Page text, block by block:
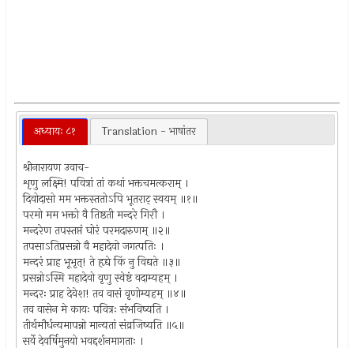
अध्यायः ८१ Translation - भाषांतर
श्रीनारायण उवाच-
शृणु लक्ष्मि! पवित्रां तां कथां भक्तचमत्कराम् ।
दिवोदासो मम भक्तस्ततोऽपि भूतराट् स्वयम् ॥१॥
परमो मम भक्तो वै तिष्ठती मन्दरे गिरौ ।
मन्दरेण तपस्तप्तं घोरं परमदारुणम् ॥२॥
तपसाऽतिप्रसन्नो वै महादेवो जगत्पतिः ।
मन्दरं प्राह भूभृत्! ते हृद्ये किं नु विद्यते ॥३॥
प्रसन्नोऽस्मि महादेवो वृणु स्वेष्टं वदाम्यहम् ।
मन्दरः प्राह देवेश! तव वासं वृणोम्यहम् ॥४॥
तव वासेन मे कायः पवित्रः संभविष्यति ।
तीर्थमौर्धन्यमापन्नो मान्यतां संव्रजिष्यति ॥५॥
सर्वे देवर्षिमुनयो भवद्दर्शनमागताः ।